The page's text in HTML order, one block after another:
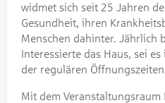
widmet sich seit 25 Jahren
Gesundheit, ihren
Menschen dahinter. Jährlich
Interessierte das Haus, sei
der regulären
Mit dem Veranstaltungsraum